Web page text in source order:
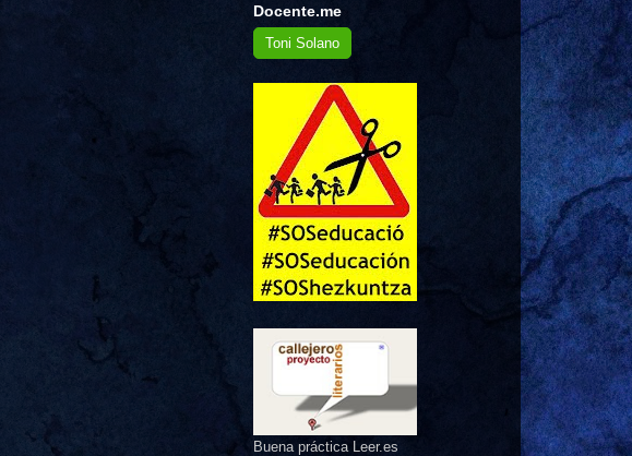
Docente.me
Toni Solano
Buena práctica Leer.es